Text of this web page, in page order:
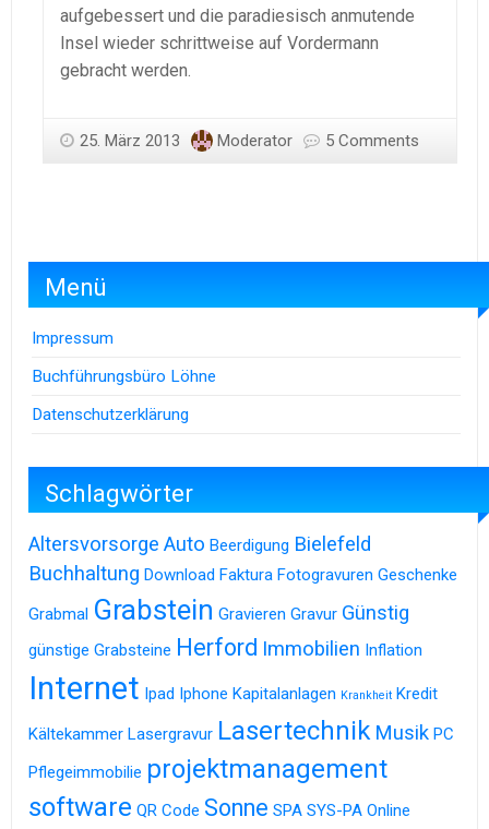
aufgebessert und die paradiesisch anmutende
Insel wieder schrittweise auf Vordermann
gebracht werden.
25. März 2013 Moderator 5 Comments
Menü
Impressum
Buchführungsbüro Löhne
Datenschutzerklärung
Schlagwörter
Altersvorsorge Auto Beerdigung Bielefeld
Buchhaltung Download Faktura Fotogravuren Geschenke
Grabmal Grabstein Gravieren Gravur Günstig
günstige Grabsteine Herford Immobilien Inflation
Internet Ipad Iphone Kapitalanlagen Krankheit Kredit
Kältekammer Lasergravur Lasertechnik Musik PC
Pflegeimmobilie projektmanagement
software QR Code Sonne SPA SYS-PA Online